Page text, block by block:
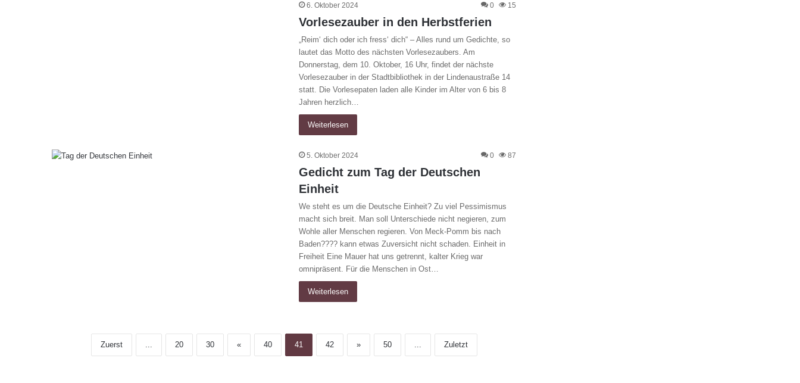
6. Oktober 2024 0 15
Vorlesezauber in den Herbstferien
„Reim‘ dich oder ich fress‘ dich“ – Alles rund um Gedichte, so
lautet das Motto des nächsten Vorlesezaubers. Am
Donnerstag, dem 10. Oktober, 16 Uhr, findet der nächste
Vorlesezauber in der Stadtbibliothek in der Lindenaustraße 14
statt. Die Vorlesepaten laden alle Kinder im Alter von 6 bis 8
Jahren herzlich…
Weiterlesen
5. Oktober 2024 0 87
Gedicht zum Tag der Deutschen
Einheit
We steht es um die Deutsche Einheit? Zu viel Pessimismus
macht sich breit. Man soll Unterschiede nicht negieren, zum
Wohle aller Menschen regieren. Von Meck-Pomm bis nach
Baden???? kann etwas Zuversicht nicht schaden. Einheit in
Freiheit Eine Mauer hat uns getrennt, kalter Krieg war
omnipräsent. Für die Menschen in Ost…
Weiterlesen
Zuerst ... 20 30 « 40 41 42 » 50 ... Zuletzt